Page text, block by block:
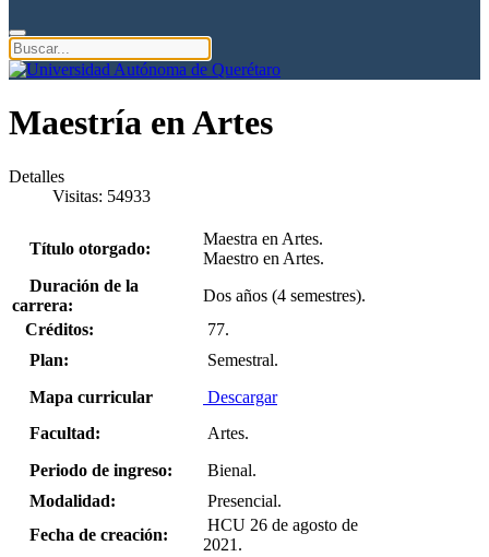
Maestría en Artes
Detalles
Visitas: 54933
Título otorgado:
Maestra en Artes.
Maestro en Artes.
Duración de la
carrera:
Dos años (4 semestres).
Créditos:
77.
Plan:
Semestral.
Mapa curricular
Descargar
Facultad:
Artes.
Periodo de ingreso:
Bienal.
Modalidad:
Presencial.
Fecha de creación:
HCU 26 de agosto de
2021.